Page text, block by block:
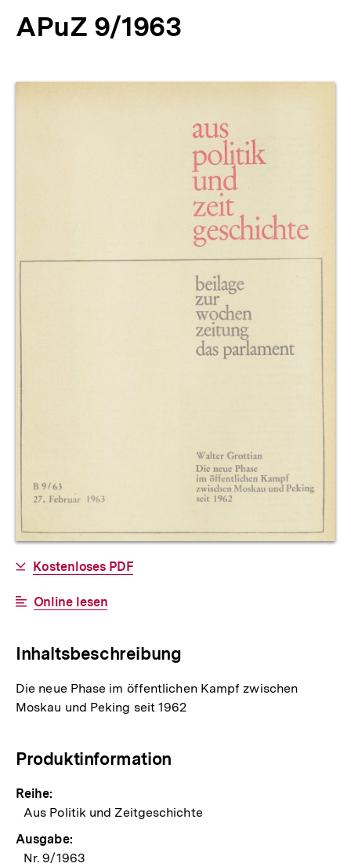
APuZ 9/1963
Produktvorschau
Allgemeine
Informationen
Download-
Kostenloses PDF
Interner
Online lesen
Inhaltsbeschreibung
Die neue Phase im öffentlichen Kampf zwischen
Moskau und Peking seit 1962
Produktinformation
Reihe:
Aus Politik und Zeitgeschichte
Ausgabe:
Nr. 9/1963